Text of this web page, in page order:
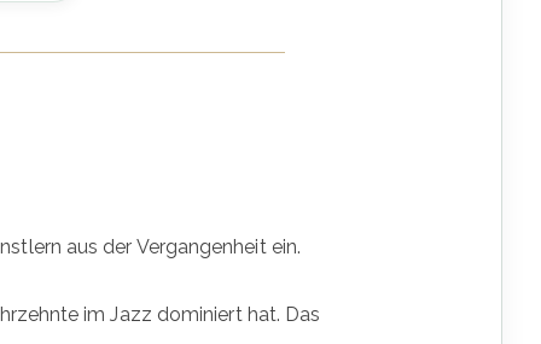
aus der Vergangenheit ein.
im Jazz dominiert hat. Das